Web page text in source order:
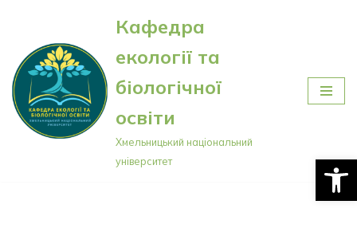
Перейти
до
вмісту
Кафедра
екології та
біологічної
освіти
Хмельницький національний
університет